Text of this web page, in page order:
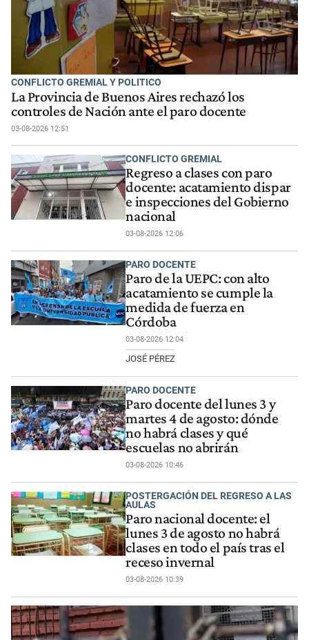
CONFLICTO GREMIAL Y POLITICO
La Provincia de Buenos Aires rechazó los
controles de Nación ante el paro docente
03-08-2026 12:51
CONFLICTO GREMIAL
Regreso a clases con paro
docente: acatamiento dispar
e inspecciones del Gobierno
nacional
03-08-2026 12:06
PARO DOCENTE
Paro de la UEPC: con alto
acatamiento se cumple la
medida de fuerza en
Córdoba
03-08-2026 12:04
JOSÉ PÉREZ
PARO DOCENTE
Paro docente del lunes 3 y
martes 4 de agosto: dónde
no habrá clases y qué
escuelas no abrirán
03-08-2026 10:46
POSTERGACIÓN DEL REGRESO A LAS
AULAS
Paro nacional docente: el
lunes 3 de agosto no habrá
clases en todo el país tras el
receso invernal
03-08-2026 10:39